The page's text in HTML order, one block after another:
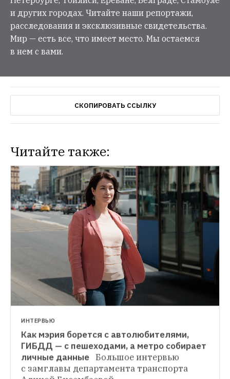
и других городах. Читайте наши репортажи,
расследования и эксклюзивные свидетельства.
Мир — есть все, что имеет место. Мы остаемся
в нем с вами.
СКОПИРОВАТЬ ССЫЛКУ
Читайте также:
Ввести в России алкозамки и временные
ГИБДД озвучила планы по
достижению «нулевой смертности» на
ТРАНСПОРТ
Спасут ли японские светофоры Москву
от пробок И как они сэкономят городу
6 миллиардов рублей в год
ИНТЕРВЬЮ
Как мэрия борется с автолюбителями,
ГИБДД — с пешеходами, а метро собирает
личные данные Большое интервью
с замглавы департамента транспорта